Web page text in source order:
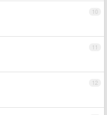
10
11
12